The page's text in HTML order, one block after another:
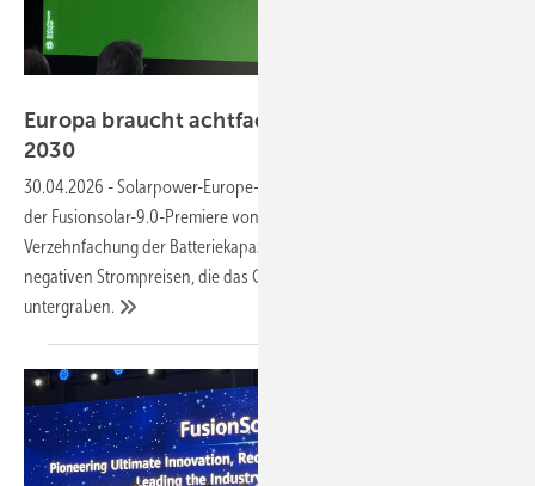
Europa braucht achtfache Speicherleistung bis
2030
30.04.2026 -Solarpower-Europe-Analyst Antonio Arrueba fordert auf
der Fusionsolar-9.0-Premiere von Huawei in Frankfurt eine
Verzehnfachung der Batteriekapazität bis 2030 – und warnt vor
negativen Strompreisen, die das Geschäftsmodell der Photovoltaik
untergraben.